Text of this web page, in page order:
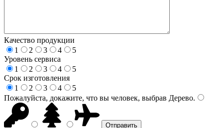
Качество продукции
1
2 3 4
5
Уровень сервиса
1
2 3 4
5
Срок изготовления
1
2 3 4
5
Пожалуйста, докажите, что вы человек, выбрав Дерево.